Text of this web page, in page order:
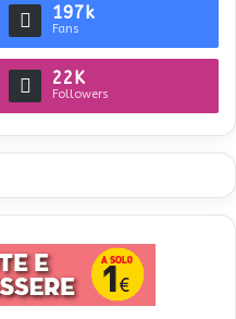
197k
Fans
22K
Followers